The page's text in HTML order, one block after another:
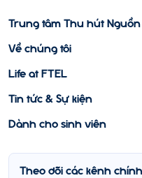
Trung tâm Thu hút
Về chúng tôi
Life at FTEL
Tin tức & Sự kiện
Dành cho sinh viên
Theo dõi các kênh